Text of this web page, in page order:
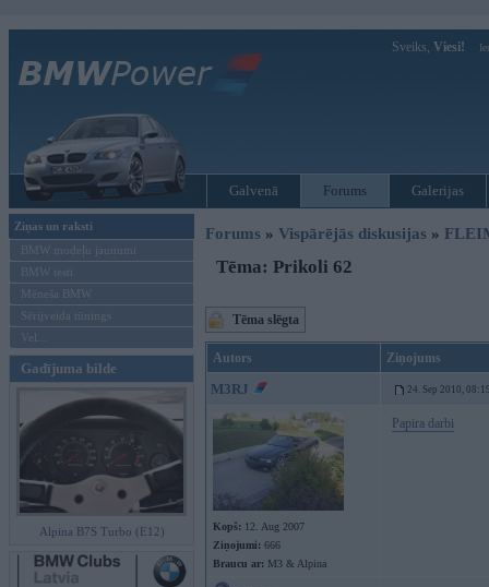
Sveiks, Viesi!
Galvenā Forums Galerijas
Ziņas un raksti
BMW modeļu jaunumi
BMW testi
Mēneša BMW
Sērijveida tūnings
Vel...
Gadījuma bilde
Alpina B7S Turbo (E12)
Forums » Vispārējās diskusijas »
Tēma: Prikoli 62
Tēma slēgta
Autors Ziņojums
M3RJ 24. Sep 2010,
Kopš: 12. Aug 2007
Ziņojumi: 666
Braucu ar: M3 & Alpina
Papira darbi